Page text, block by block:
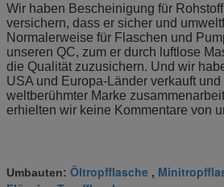
Wir haben Bescheinigung für
versichern, dass er sicher und
Normalerweise für Flaschen und
unseren QC, zum er durch luftlose
die Qualität zuzusichern. Und wir
USA und Europa-Länder verkauft und
weltberühmter Marke
erhielten wir keine Kommentare von
Umbauten: Öltropfflasche ,